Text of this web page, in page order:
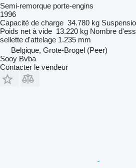
Semi-remorque porte-engins
1996
Capacité de charge 34.780 kg
Poids net à vide 13.220 kg Nombre
sellette d'attelage 1.235 mm
Belgique, Grote-Brogel (Peer)
Sooy Bvba
Contacter le vendeur